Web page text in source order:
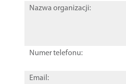
Nazwa organizacji:
Numer telefonu:
Email: